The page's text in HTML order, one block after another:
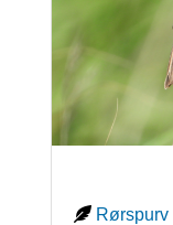
Rørspurv